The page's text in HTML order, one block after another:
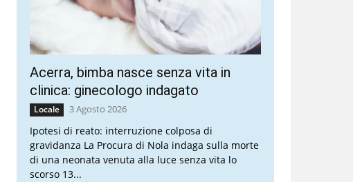
Acerra, bimba nasce senza vita in
clinica: ginecologo indagato
Locale 3 Agosto 2026
Ipotesi di reato: interruzione colposa di
gravidanza La Procura di Nola indaga sulla morte
di una neonata venuta alla luce senza vita lo
scorso 13...